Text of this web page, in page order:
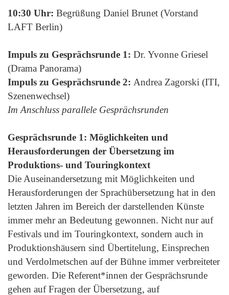
10:30 Uhr: Begrüßung Daniel Brunet (Vorstand
LAFT Berlin)
Impuls zu Gesprächsrunde 1: Dr. Yvonne Griesel
(Drama Panorama)
Impuls zu Gesprächsrunde 2: Andrea Zagorski (ITI,
Szenenwechsel)
Im Anschluss parallele Gesprächsrunden
Gesprächsrunde 1: Möglichkeiten und
Herausforderungen der Übersetzung im
Produktions- und Touringkontext
Die Auseinandersetzung mit Möglichkeiten und
Herausforderungen der Sprachübersetzung hat in den
letzten Jahren im Bereich der darstellenden Künste
immer mehr an Bedeutung gewonnen. Nicht nur auf
Festivals und im Touringkontext, sondern auch in
Produktionshäusern sind Übertitelung, Einsprechen
und Verdolmetschen auf der Bühne immer verbreiteter
geworden. Die Referent*innen der Gesprächsrunde
gehen auf Fragen der Übersetzung, auf